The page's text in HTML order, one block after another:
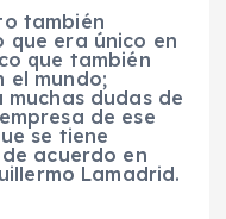
también
que era único en
que también
el mundo;
dudas de
de ese
se tiene
acuerdo en
Lamadrid.